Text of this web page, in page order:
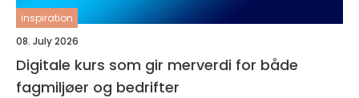
inspiration
08. July 2026
Digitale kurs som gir merverdi for både
fagmiljøer og bedrifter